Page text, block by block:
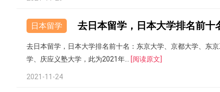
日本留学 去日本留学，日本大学排名前十
去日本留学，日本大学排名前十名：东京大学、京都大学、东
学、庆应义塾大学，此为2021年...
[阅读原文]
2021-11-24